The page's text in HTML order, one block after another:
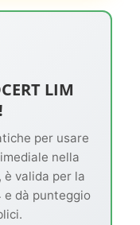
LIM
per usare
nella
valida per la
e dà punteggio